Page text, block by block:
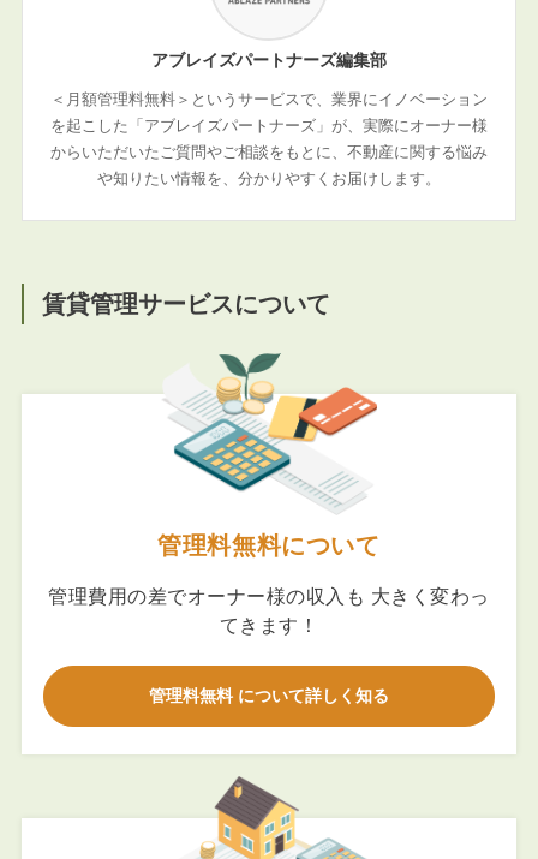
アブレイズパートナーズ編集部
＜月額管理料無料＞というサービスで、業界にイノベーション
を起こした「アブレイズパートナーズ」が、実際にオーナー様
からいただいたご質問やご相談をもとに、不動産に関する悩み
や知りたい情報を、分かりやすくお届けします。
賃貸管理サービスについて
管理料無料について
管理費用の差でオーナー様の収入も 大きく変わっ
てきます！
管理料無料 について詳しく知る